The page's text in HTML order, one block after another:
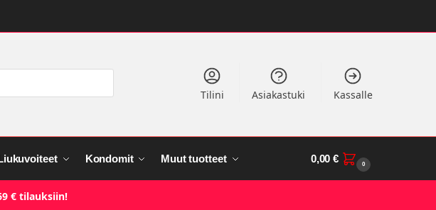
Tilini Asiakastuki Kassalle
Kondomit Muut tuotteet 0,00€ 0
€ tilauksiin!